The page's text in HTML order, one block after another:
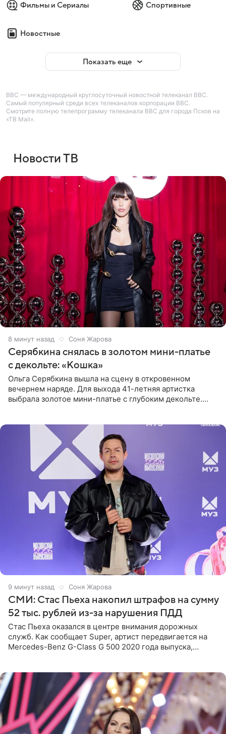
Фильмы и Сериалы Спортивные
Новостные
Показать еще
BBC — международный круглосуточный новостной телеканал BBC.
Самый популярный среди всех телеканалов корпорации BBC.
Смотрите полную телепрограмму телеканала BBC для города Псков на
«ТВ Mail».
Новости ТВ
8 минут назад Соня Жарова
Серябкина снялась в золотом мини-платье
с декольте: «Кошка»
Ольга Серябкина вышла на сцену в откровенном
вечернем наряде. Для выхода 41-летняя артистка
выбрала золотое мини-платье с глубоким декольте.
9 минут назад Соня Жарова
СМИ: Стас Пьеха накопил штрафов на сумму
52 тыс. рублей из-за нарушения ПДД
Стас Пьеха оказался в центре внимания дорожных
служб. Как сообщает Super, артист передвигается на
Mercedes-Benz G-Class G 500 2020 года выпуска,